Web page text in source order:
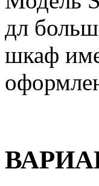
дл
шкаф